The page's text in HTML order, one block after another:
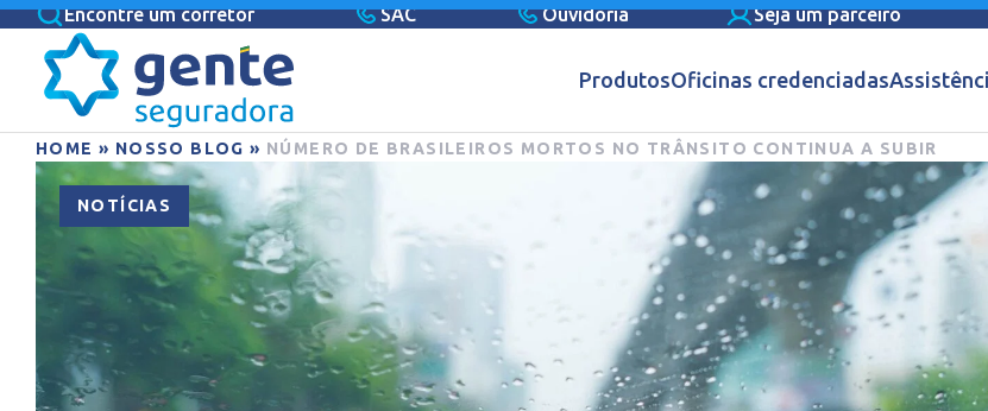
Encontre um corretor SAC Ouvidoria Seja um parceiro
ProdutosOficinas credenciadas
HOME » NOSSO BLOG » NÚMERO DE BRASILEIROS MORTOS NO TRÂNSITO CONTINUA A SUBIR
NOTÍCIAS